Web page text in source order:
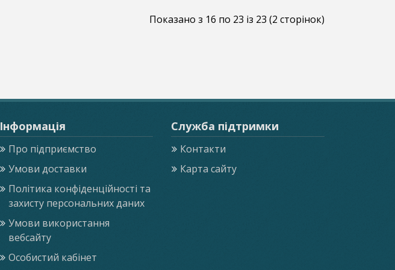
Показано з 16 по 23 із 23 (2 сторінок)
Інформація
Про підприємство
Умови доставки
Політика конфіденційності та
захисту персональних даних
Умови використання
вебсайту
Особистий кабінет
Служба підтримки
Контакти
Карта сайту